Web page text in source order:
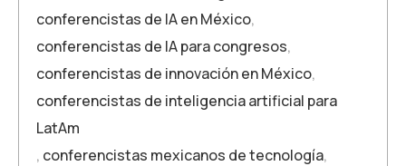
conferencistas de IA en México,
conferencistas de IA para congresos,
conferencistas de innovación en México,
conferencistas de inteligencia artificial para
LatAm
, conferencistas mexicanos de tecnología,